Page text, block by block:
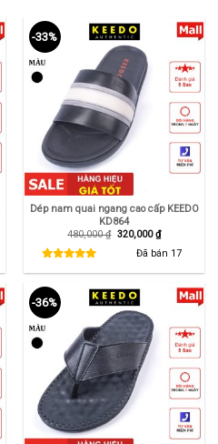
-33%
Dép nam quai ngang cao cấp KEEDO
KD864
480,000₫ Giá
320,000₫Giá
hiện
tại
Đã bán 17
-36%